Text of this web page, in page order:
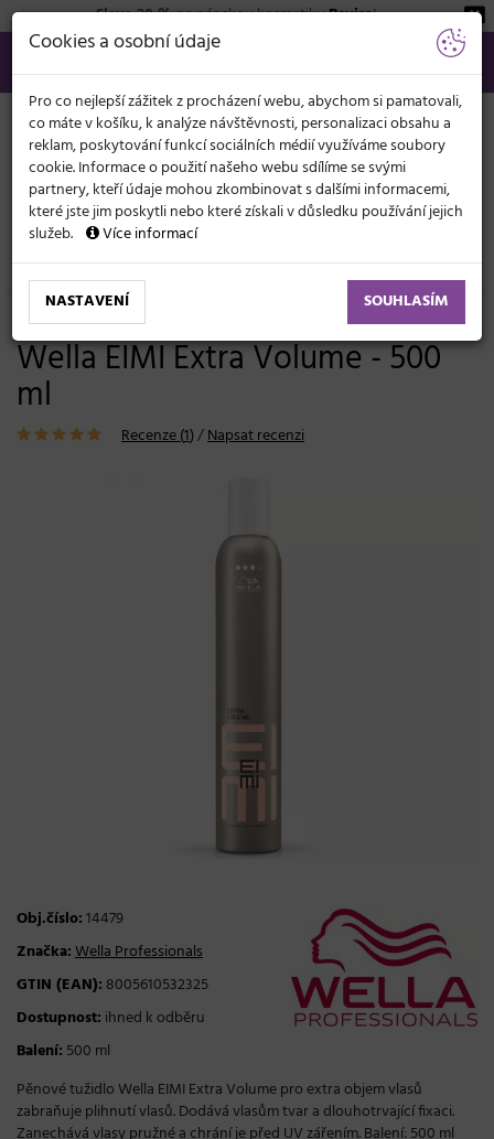
Sleva 20 %na pánskou kosmetikuBeviro!
566 440 099
info@svetkadernictvi.cz
Po−pá: 8−17
Vše o nákupu Kč
KATEGORIE
MENU
Vlasová kosmetika Styling Tužidla pěnová, tekutá
Pěnové tužidlo pro objem vlasů
Wella EIMI Extra Volume - 500
ml
Recenze (1)/Napsat recenzi
Obj.číslo:14479
Značka:Wella Professionals
GTIN (EAN): 8005610532325
Dostupnost: ihned k odběru
Balení: 500 ml
Pěnové tužidlo Wella EIMI Extra Volume pro extra objem vlasů
zabraňuje plihnutí vlasů. Dodává vlasům tvar a dlouhotrvající fixaci.
Cookies a osobní údaje
Pro co nejlepší zážitek z procházení webu, abychom si pamatovali,
co máte v košíku, k analýze návštěvnosti, personalizaci obsahu a
reklam, poskytování funkcí sociálních médií využíváme soubory
cookie. Informace o použití našeho webu sdílíme se svými
partnery, kteří údaje mohou zkombinovat s dalšími informacemi,
které jste jim poskytli nebo které získali v důsledku používání jejich
služeb.
Více informací
NASTAVENÍ SOUHLASÍM